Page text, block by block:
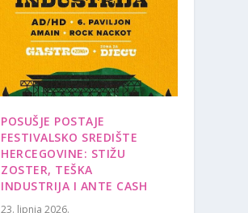
POSUŠJE POSTAJE
FESTIVALSKO SREDIŠTE
HERCEGOVINE: STIŽU
ZOSTER, TEŠKA
INDUSTRIJA I ANTE CASH
23. lipnja 2026.